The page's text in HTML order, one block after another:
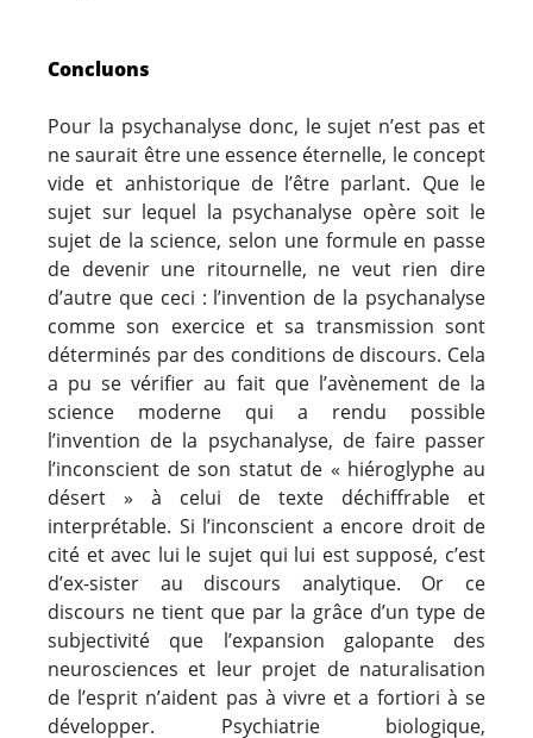
Concluons
Pour la psychanalyse donc, le sujet n’est pas et
ne saurait être une essence éternelle, le concept
vide et anhistorique de l’être parlant. Que le
sujet sur lequel la psychanalyse opère soit le
sujet de la science, selon une formule en passe
de devenir une ritournelle, ne veut rien dire
d’autre que ceci : l’invention de la psychanalyse
comme son exercice et sa transmission sont
déterminés par des conditions de discours. Cela
a pu se vérifier au fait que l’avènement de la
science moderne qui a rendu possible
l’invention de la psychanalyse, de faire passer
l’inconscient de son statut de « hiéroglyphe au
désert » à celui de texte déchiffrable et
interprétable. Si l’inconscient a encore droit de
cité et avec lui le sujet qui lui est supposé, c’est
d’ex-sister au discours analytique. Or ce
discours ne tient que par la grâce d’un type de
subjectivité que l’expansion galopante des
neurosciences et leur projet de naturalisation
de l’esprit n’aident pas à vivre et a fortiori à se
développer. Psychiatrie biologique,